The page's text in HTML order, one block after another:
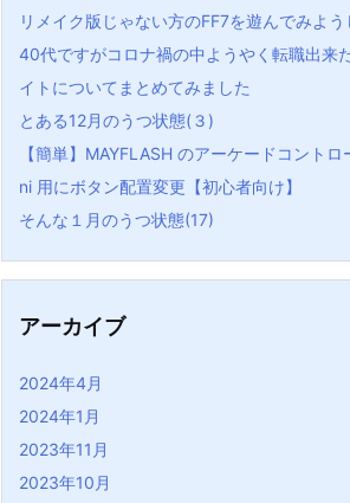
リメイク版じゃない方のFF7を遊んでみよ
40代ですがコロナ禍の中ようやく転職出来
イトについてまとめてみました
とある12月のうつ状態(３)
【簡単】MAYFLASH のアーケードコント
ni 用にボタン配置変更【初心者向け】
そんな１月のうつ状態(17)
アーカイブ
2024年4月
2024年1月
2023年11月
2023年10月